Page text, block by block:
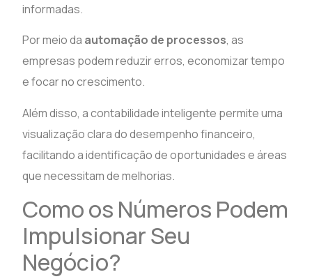
informadas.
Por meio da automação de processos, as
empresas podem reduzir erros, economizar tempo
e focar no crescimento.
Além disso, a contabilidade inteligente permite uma
visualização clara do desempenho financeiro,
facilitando a identificação de oportunidades e áreas
que necessitam de melhorias.
Como os Números Podem
Impulsionar Seu
Negócio?